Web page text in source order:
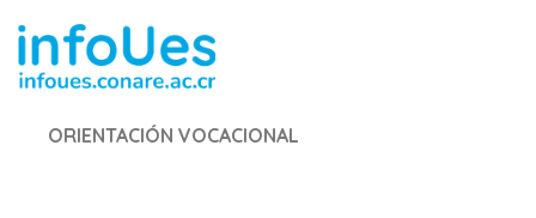
ORIENTACIÓN VOCACIONAL